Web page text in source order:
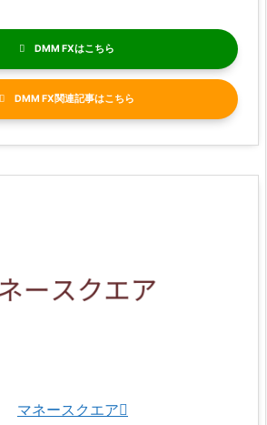
DMM FX
DMM FX関連記事
マネースクエア